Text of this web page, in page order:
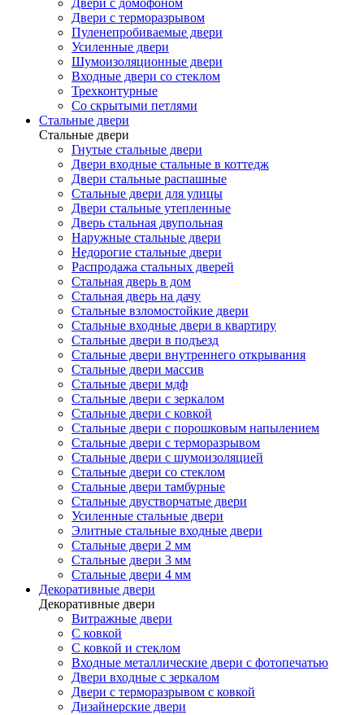
Двери с домофоном
Двери с терморазрывом
Пуленепробиваемые двери
Усиленные двери
Шумоизоляционные двери
Входные двери со стеклом
Трехконтурные
Со скрытыми петлями
Стальные двери
Стальные двери
Гнутые стальные двери
Двери входные стальные в коттедж
Двери стальные распашные
Стальные двери для улицы
Двери стальные утепленные
Дверь стальная двупольная
Наружные стальные двери
Недорогие стальные двери
Распродажа стальных дверей
Стальная дверь в дом
Стальная дверь на дачу
Стальные взломостойкие двери
Стальные входные двери в квартиру
Стальные двери в подъезд
Стальные двери внутреннего открывания
Стальные двери массив
Стальные двери мдф
Стальные двери с зеркалом
Стальные двери с ковкой
Стальные двери с порошковым напылением
Стальные двери с терморазрывом
Стальные двери с шумоизоляцией
Стальные двери со стеклом
Стальные двери тамбурные
Стальные двустворчатые двери
Усиленные стальные двери
Элитные стальные входные двери
Стальные двери 2 мм
Стальные двери 3 мм
Стальные двери 4 мм
Декоративные двери
Декоративные двери
Витражные двери
С ковкой
С ковкой и стеклом
Входные металлические двери с фотопечатью
Двери входные с зеркалом
Двери с терморазрывом с ковкой
Дизайнерские двери